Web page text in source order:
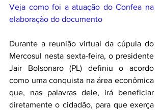
Veja como foi a atuação do Confea na
elaboração do documento
Durante a reunião virtual da cúpula do
Mercosul nesta sexta-feira, o presidente
Jair Bolsonaro (PL) definiu o acordo
como uma conquista na área econômica
que, nas palavras dele, irá beneficiar
diretamente o cidadão, para que exerça